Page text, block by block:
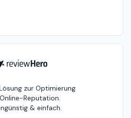
zur Optimierung
Reputation.
& einfach.